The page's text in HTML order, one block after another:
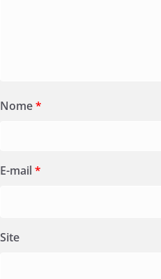
Nome*
E-mail*
Site